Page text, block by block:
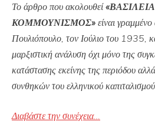
Το άρθρο που ακολουθεί
ΚΟΜΜΟΥΝΙΣΜΟΣ» είναι
Πουλιόπουλο, τον Ιούλιο του 1935,
μαρξιστική ανάλυση όχι μόνο της
κατάστασης εκείνης της περιόδου
συνθηκών του ελληνικού
Διαβάστε την συνέχεια…